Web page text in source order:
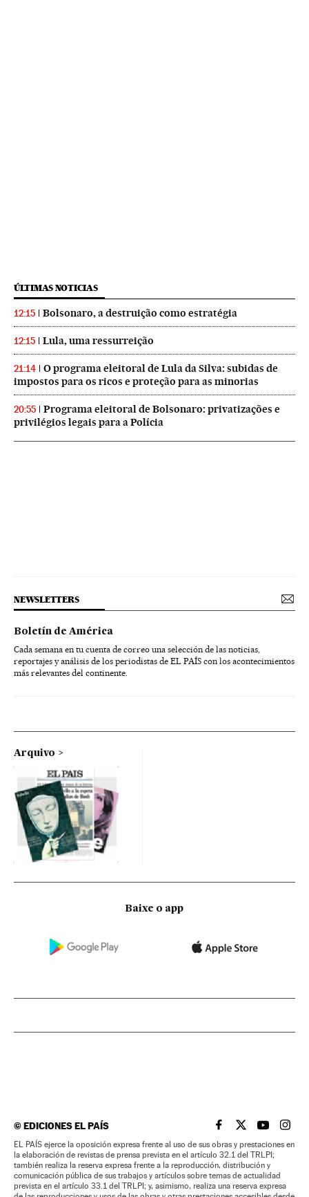
ÚLTIMAS NOTICIAS
12:15 Bolsonaro, a destruição como estratégia
12:15 Lula, uma ressurreição
21:14
O programa eleitoral de Lula da Silva: subidas de
impostos para os ricos e proteção para as minorias
20:55
Programa eleitoral de Bolsonaro: privatizações e
privilégios legais para a Polícia
NEWSLETTERS
Boletín de América
Cada semana en tu cuenta de correo una selección de las noticias,
reportajes y análisis de los periodistas de EL PAÍS con los acontecimientos
más relevantes del continente.
Arquivo
Baixe o app
©EDICIONES EL PAÍS EL PAÍS BRASIL EN
EL PAÍSEL PAÍS
EL
EL PAÍS ejerce la oposición expresa frente al uso de sus obras y prestaciones en
la elaboración de revistas de prensa prevista en el artículo 32.1 del TRLPI;
también realiza la reserva expresa frente a la reproducción, distribución y
comunicación pública de sus trabajos y artículos sobre temas de actualidad
prevista en el artículo 33.1 del TRLPI; y, asimismo, realiza una reserva expresa